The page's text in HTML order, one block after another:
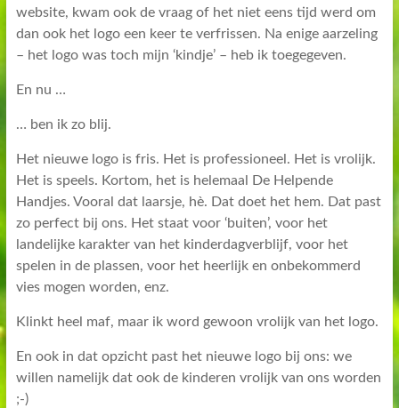
website, kwam ook de vraag of het niet eens tijd werd om
dan ook het logo een keer te verfrissen. Na enige aarzeling
– het logo was toch mijn ‘kindje’ – heb ik toegegeven.
En nu …
… ben ik zo blij.
Het nieuwe logo is fris. Het is professioneel. Het is vrolijk.
Het is speels. Kortom, het is helemaal De Helpende
Handjes. Vooral dat laarsje, hè. Dat doet het hem. Dat past
zo perfect bij ons. Het staat voor ‘buiten’, voor het
landelijke karakter van het kinderdagverblijf, voor het
spelen in de plassen, voor het heerlijk en onbekommerd
vies mogen worden, enz.
Klinkt heel maf, maar ik word gewoon vrolijk van het logo.
En ook in dat opzicht past het nieuwe logo bij ons: we
willen namelijk dat ook de kinderen vrolijk van ons worden
;-)